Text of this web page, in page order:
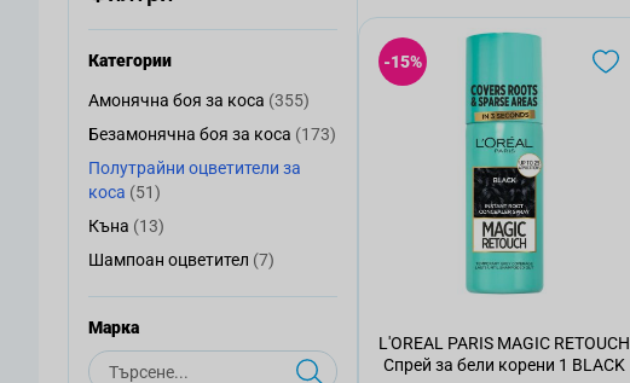
Категории
Амонячна боя за коса
Амонячна боя за коса (355)
Безамонячна боя за коса
Безамонячна боя за коса (173)
Полутрайни оцветители за коса
Полутрайни оцветители за
коса (51)
Къна
Къна (13)
Шампоан оцветител
Шампоан оцветител (7)
Mарка
Търсене
-15%
L'OREAL PARIS MAGIC RETOUCH
Спрей за бели корени 1 BLACK